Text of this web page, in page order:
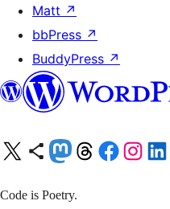
Matt ↗
bbPress ↗
BuddyPress ↗
X (旧 Twitter) アカウントへ Bluesky アカウントへ Mastodon アカウントへ Threads アカウントへ Facebook ページへ Instagram アカウントへ LinkedIn アカウントへ
Code is Poetry.